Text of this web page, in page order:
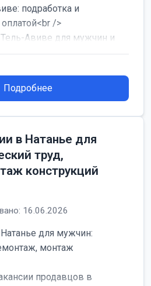
подработка и
оплатой<br />
Авиве для мужчин и
Подробнее
в Натанье для
труд,
конструкций
16.06.2026
для мужчин:
монтаж
продавцов в